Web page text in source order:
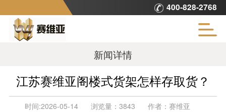
400-828-2768
新闻详情
江苏赛维亚阁楼式货架怎样存取货？
时间:2026-05-14 浏览量： 3843 作者： 赛维亚